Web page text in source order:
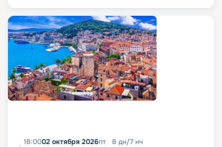
18:0002 октября 2026пт 8 дн/7 нч